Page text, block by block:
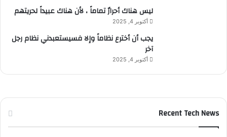
ليس هناك أحرارٌ تماماً ، لأن هناك عبيداً لحريتهم
أكتوبر 4, 2025
يجب أن أخترع نظاماً وإلا فسيستعبدني نظام رجل
آخر
أكتوبر 4, 2025
Recent Tech News